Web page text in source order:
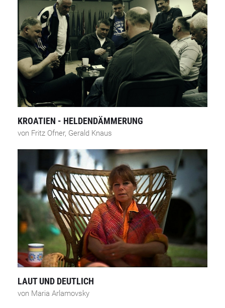
KROATIEN - HELDENDÄMMERUNG
von Fritz Ofner, Gerald Knaus
LAUT UND DEUTLICH
von Maria Arlamovsky